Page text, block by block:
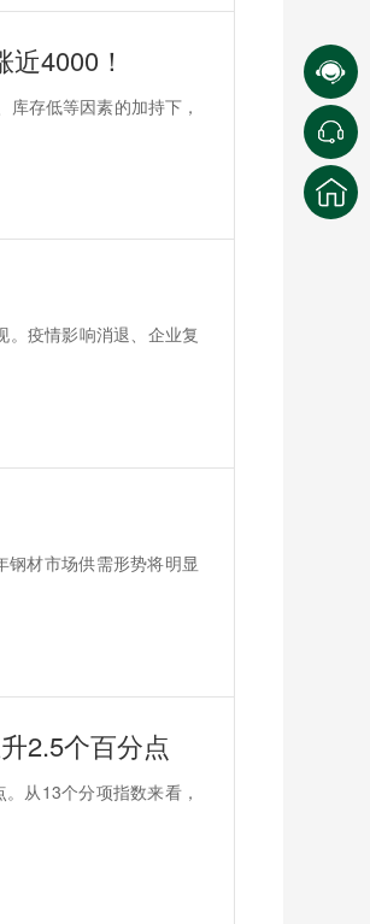
4000！
存低等因素的加持下，
疫情影响消退、企业复
材市场供需形势将明显
2.5个百分点
从13个分项指数来看，